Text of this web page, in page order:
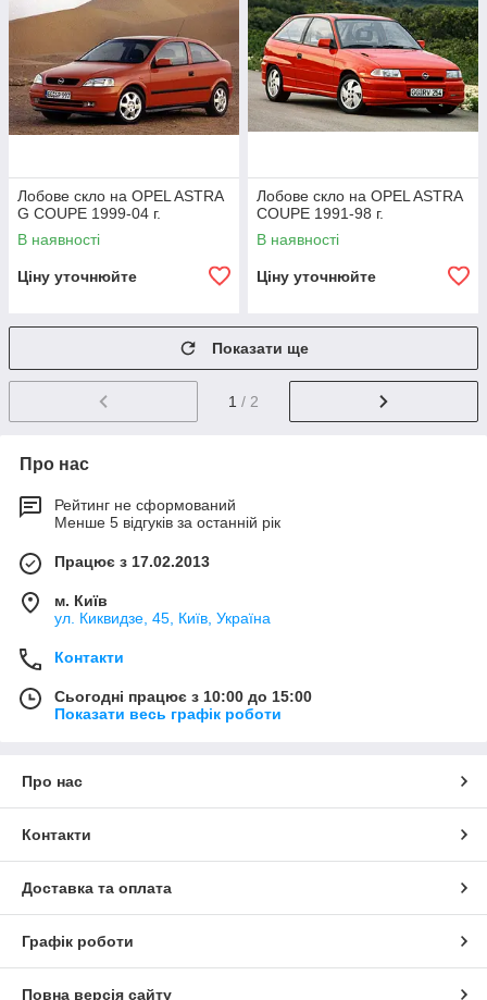
Лобове скло на OPEL ASTRA
G COUPE 1999-04 г.
В наявності
Ціну уточнюйте
Лобове скло на OPEL ASTRA
COUPE 1991-98 г.
В наявності
Ціну уточнюйте
Показати ще
1 / 2
Про нас
Рейтинг не сформований
Менше 5 відгуків за останній рік
Працює з 17.02.2013
м. Київ
ул. Киквидзе, 45, Київ, Україна
Контакти
Сьогодні працює з 10:00 до 15:00
Показати весь графік роботи
Про нас
Контакти
Доставка та оплата
Графік роботи
Повна версія сайту